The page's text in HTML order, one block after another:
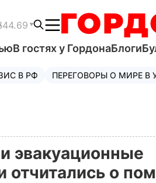
В гостях у ГордонаБлоги
В РФ ПЕРЕГОВОРЫ О МИРЕ В
эвакуационные
о